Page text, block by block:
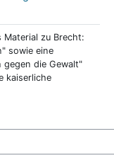
zu Brecht:
sowie eine
gegen die Gewalt"
kaiserliche